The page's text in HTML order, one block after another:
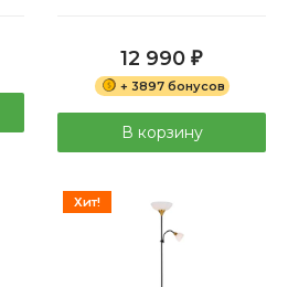
12 990 ₽
+ 3897 бонусов
В корзину
Хит!